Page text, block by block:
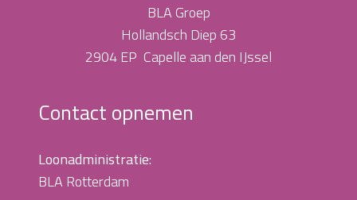
BLA Groep
Hollandsch Diep 63
2904 EP Capelle aan den IJssel
Contact opnemen
Loonadministratie:
BLA Rotterdam